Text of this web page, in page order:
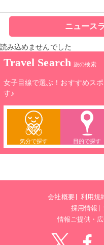
ニュース
読み込めませんでした
Travel Search 旅の検索
女子目線で選ぶ！おすすめス
す♪
気分で探す 目的で探す
会社概要 利用規
採用情報
情報ご提供・